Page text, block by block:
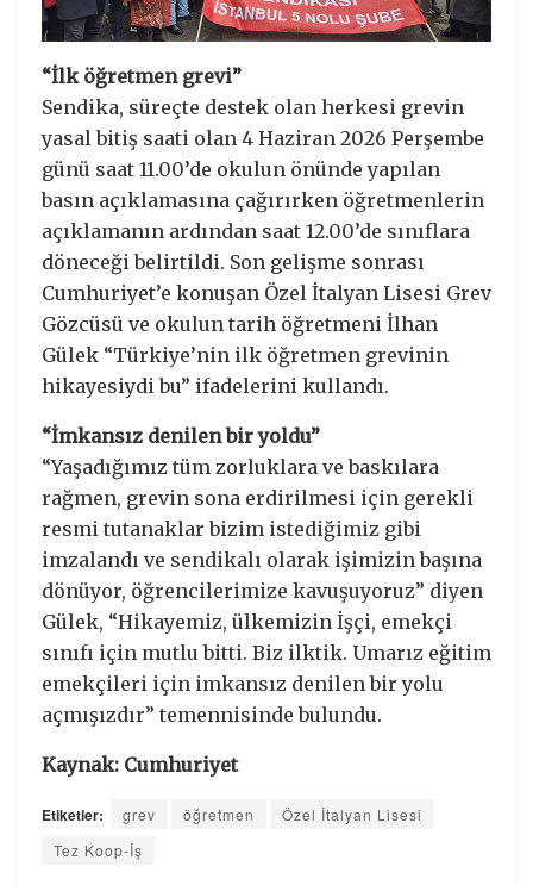
“İlk öğretmen grevi”
Sendika, süreçte destek olan herkesi grevin
yasal bitiş saati olan 4 Haziran 2026 Perşembe
günü saat 11.00’de okulun önünde yapılan
basın açıklamasına çağırırken öğretmenlerin
açıklamanın ardından saat 12.00’de sınıflara
döneceği belirtildi. Son gelişme sonrası
Cumhuriyet’e konuşan Özel İtalyan Lisesi Grev
Gözcüsü ve okulun tarih öğretmeni İlhan
Gülek “Türkiye’nin ilk öğretmen grevinin
hikayesiydi bu” ifadelerini kullandı.
“İmkansız denilen bir yoldu”
“Yaşadığımız tüm zorluklara ve baskılara
rağmen, grevin sona erdirilmesi için gerekli
resmi tutanaklar bizim istediğimiz gibi
imzalandı ve sendikalı olarak işimizin başına
dönüyor, öğrencilerimize kavuşuyoruz” diyen
Gülek, “Hikayemiz, ülkemizin İşçi, emekçi
sınıfı için mutlu bitti. Biz ilktik. Umarız eğitim
emekçileri için imkansız denilen bir yolu
açmışızdır” temennisinde bulundu.
Kaynak: Cumhuriyet
Etiketler: grev öğretmen
Özel İtalyan Lisesi
Tez Koop-İş